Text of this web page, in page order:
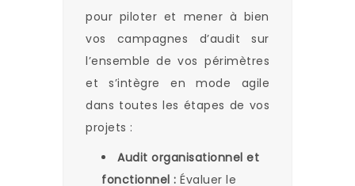
pour piloter et mener à bien
vos campagnes d’audit sur
l’ensemble de vos périmètres
et s’intègre en mode agile
dans toutes les étapes de vos
projets :
Audit organisationnel et
fonctionnel : Évaluer le